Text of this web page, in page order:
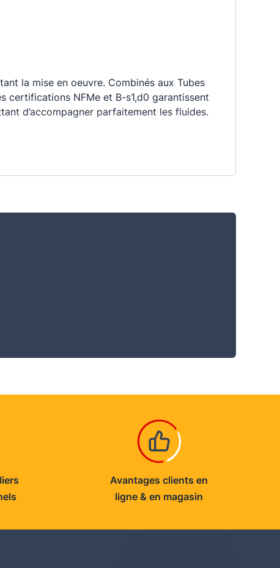
la mise en oeuvre. Combinés aux Tubes
certifications NFMe et B-s1,d0 garantissent
d’accompagner parfaitement les fluides.
ovalisation facilitant l'emboîtement. Leur
Avantages clients en
ligne & en magasin